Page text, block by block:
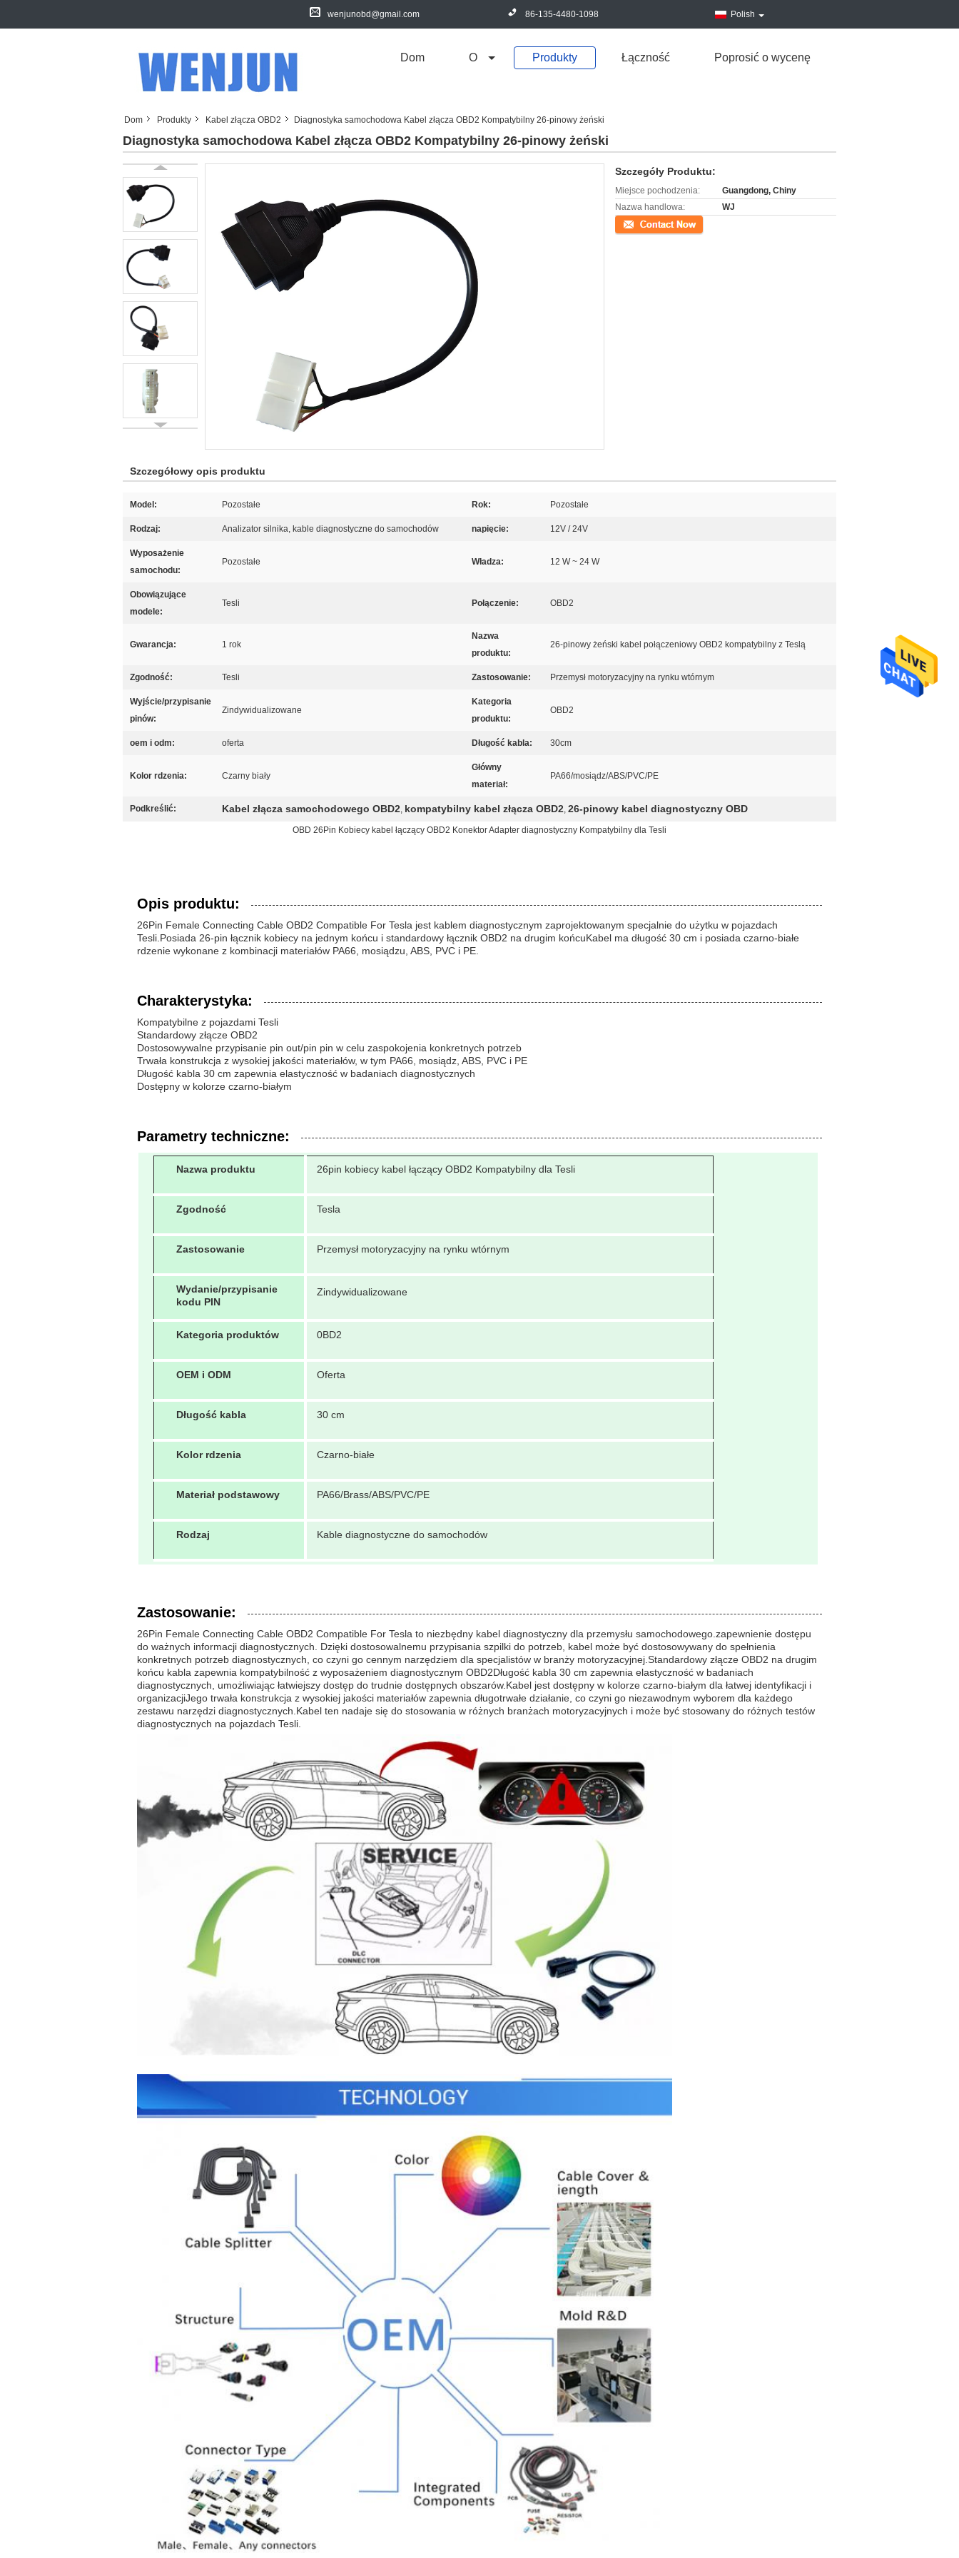
wenjunobd@gmail.com 86-135-4480-1098 Polish
Dom O Produkty Łączność Poprosić o wycenę
Dom Produkty Kabel złącza OBD2 Diagnostyka samochodowa Kabel złącza OBD2 Kompatybilny 26-pinowy żeński
Diagnostyka samochodowa Kabel złącza OBD2 Kompatybilny 26-pinowy żeński
Szczegóły Produktu:
Miejsce pochodzenia:
Guangdong, Chiny
Nazwa handlowa:
WJ
Kontakt
Szczegółowy opis produktu
Model: Pozostałe Rok: Pozostałe
Rodzaj: Analizator silnika, kable diagnostyczne do samochodów napięcie: 12V / 24V
Wyposażenie
samochodu:
Pozostałe Władza: 12 W ~ 24 W
Obowiązujące
modele:
Tesli Połączenie: OBD2
Gwarancja: 1 rok
Nazwa
produktu:
26-pinowy żeński kabel połączeniowy OBD2 kompatybilny z Teslą
Zgodność: Tesli Zastosowanie: Przemysł motoryzacyjny na rynku wtórnym
Wyjście/przypisanie
pinów:
Zindywidualizowane
Kategoria
produktu:
OBD2
oem i odm: oferta Długość kabla: 30cm
Kolor rdzenia: Czarny biały
Główny
materiał:
PA66/mosiądz/ABS/PVC/PE
Podkreślić: Kabel złącza samochodowego OBD2, kompatybilny kabel złącza OBD2, 26-pinowy kabel diagnostyczny OBD
OBD 26Pin Kobiecy kabel łączący OBD2 Konektor Adapter diagnostyczny Kompatybilny dla Tesli
Opis produktu:
26Pin Female Connecting Cable OBD2 Compatible For Tesla jest kablem diagnostycznym zaprojektowanym specjalnie do użytku w pojazdach
Tesli.Posiada 26-pin łącznik kobiecy na jednym końcu i standardowy łącznik OBD2 na drugim końcuKabel ma długość 30 cm i posiada czarno-białe
rdzenie wykonane z kombinacji materiałów PA66, mosiądzu, ABS, PVC i PE.
Charakterystyka:
Kompatybilne z pojazdami Tesli
Standardowy złącze OBD2
Dostosowywalne przypisanie pin out/pin pin w celu zaspokojenia konkretnych potrzeb
Trwała konstrukcja z wysokiej jakości materiałów, w tym PA66, mosiądz, ABS, PVC i PE
Długość kabla 30 cm zapewnia elastyczność w badaniach diagnostycznych
Dostępny w kolorze czarno-białym
Parametry techniczne:
Nazwa produktu 26pin kobiecy kabel łączący OBD2 Kompatybilny dla Tesli
Zgodność Tesla
Zastosowanie Przemysł motoryzacyjny na rynku wtórnym
Wydanie/przypisanie
kodu PIN
Zindywidualizowane
Kategoria produktów 0BD2
OEM i ODM Oferta
Długość kabla 30 cm
Kolor rdzenia Czarno-białe
Materiał podstawowy PA66/Brass/ABS/PVC/PE
Rodzaj Kable diagnostyczne do samochodów
Zastosowanie:
26Pin Female Connecting Cable OBD2 Compatible For Tesla to niezbędny kabel diagnostyczny dla przemysłu samochodowego.zapewnienie dostępu
do ważnych informacji diagnostycznych. Dzięki dostosowalnemu przypisania szpilki do potrzeb, kabel może być dostosowywany do spełnienia
konkretnych potrzeb diagnostycznych, co czyni go cennym narzędziem dla specjalistów w branży motoryzacyjnej.Standardowy złącze OBD2 na drugim
końcu kabla zapewnia kompatybilność z wyposażeniem diagnostycznym OBD2Długość kabla 30 cm zapewnia elastyczność w badaniach
diagnostycznych, umożliwiając łatwiejszy dostęp do trudnie dostępnych obszarów.Kabel jest dostępny w kolorze czarno-białym dla łatwej identyfikacji i
organizacjiJego trwała konstrukcja z wysokiej jakości materiałów zapewnia długotrwałe działanie, co czyni go niezawodnym wyborem dla każdego
zestawu narzędzi diagnostycznych.Kabel ten nadaje się do stosowania w różnych branżach motoryzacyjnych i może być stosowany do różnych testów
diagnostycznych na pojazdach Tesli.